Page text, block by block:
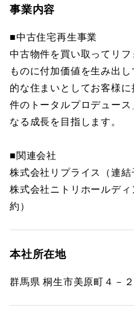
事業内容
■中古住宅再生事業
中古物件を買い取ってリ
ものに付加価値を生み出
的な住まいとしてお客様
件のトータルプロデュー
なる成長を目指します。
■関連会社
株式会社リプライス（連結
株式会社ニトリホールデ
約）
本社所在地
群馬県 桐生市美原町４－２